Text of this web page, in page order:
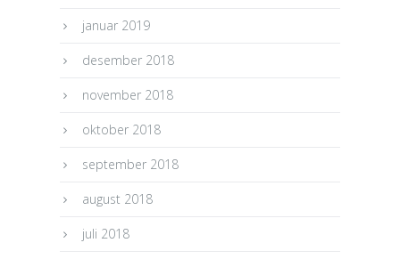
januar 2019
desember 2018
november 2018
oktober 2018
september 2018
august 2018
juli 2018